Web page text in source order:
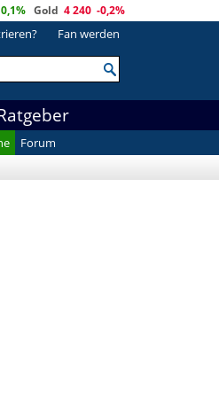
0,1% Gold 4 240 -0,2%
Fan werden
Forum